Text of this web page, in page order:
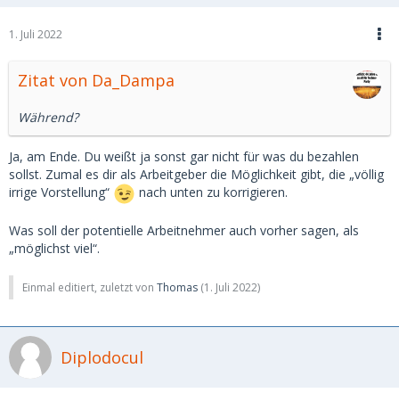
1. Juli 2022
Zitat von Da_Dampa
Während?
Ja, am Ende. Du weißt ja sonst gar nicht für was du bezahlen
sollst. Zumal es dir als Arbeitgeber die Möglichkeit gibt, die „völlig
irrige Vorstellung“
nach unten zu korrigieren.
Was soll der potentielle Arbeitnehmer auch vorher sagen, als
„möglichst viel“.
Einmal editiert, zuletzt von Thomas (1. Juli 2022)
Diplodocul